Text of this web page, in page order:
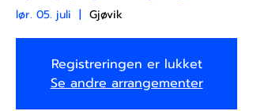
lør. 05. juli
  |
Gjøvik
Registreringen er lukket
Se andre arrangementer